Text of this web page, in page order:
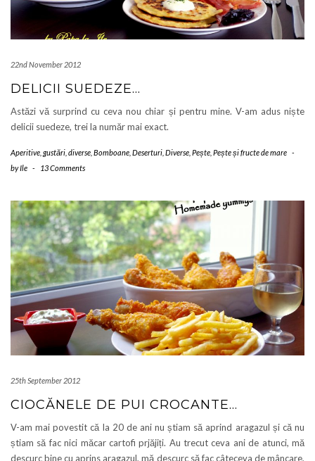
22nd November 2012
DELICII SUEDEZE…
Astăzi vă surprind cu ceva nou chiar și pentru mine. V-am adus niște
delicii suedeze, trei la număr mai exact.
Aperitive, gustări, diverse Bomboane Deserturi Diverse Pește Pește și fructe de mare -
byIle - 13 Comments
25th September 2012
CIOCĂNELE DE PUI CROCANTE…
V-am mai povestit că la 20 de ani nu știam să aprind aragazul și că nu
știam să fac nici măcar cartofi prjăjiți. Au trecut ceva ani de atunci, mă
descurc bine cu aprins aragazul, mă descurc să fac câteceva de mâncare,